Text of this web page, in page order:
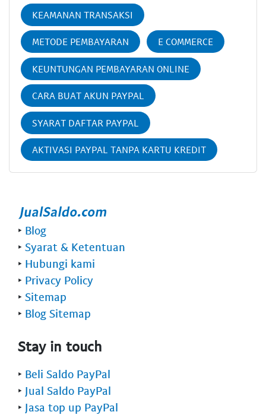
KEAMANAN TRANSAKSI
METODE PEMBAYARAN E COMMERCE
KEUNTUNGAN PEMBAYARAN ONLINE
CARA BUAT AKUN PAYPAL
SYARAT DAFTAR PAYPAL
AKTIVASI PAYPAL TANPA KARTU KREDIT
‣ Blog
‣ Syarat & Ketentuan
‣ Hubungi kami
‣ Privacy Policy
‣ Sitemap
‣ Blog Sitemap
Stay in touch
‣ Beli Saldo PayPal
‣ Jual Saldo PayPal
‣ Jasa top up PayPal